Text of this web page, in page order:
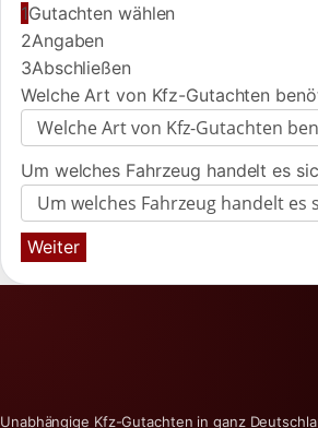
1Gutachten wählen
2Angaben
3Abschließen
Welche Art von Kfz-Gutachten
Um welches Fahrzeug handelt es
Weiter
Unabhängige Kfz-Gutachten in ganz